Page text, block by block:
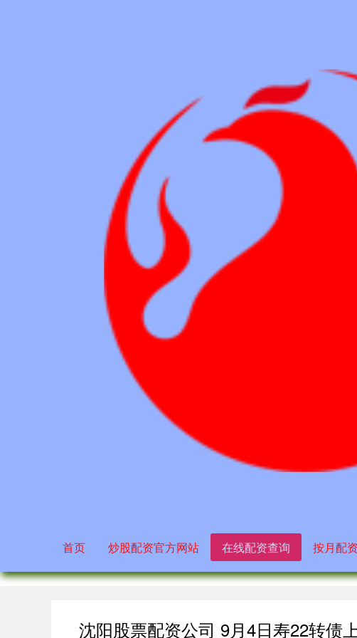
首页 炒股配资官方网站 在线配资查询 按月配资
沈阳股票配资公司 9月4日寿22转债